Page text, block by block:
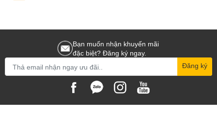
Bạn muốn nhận khuyến mãi
đặc biệt? Đăng ký ngay.
Đăng ký